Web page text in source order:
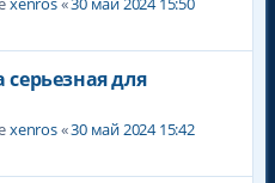
для
xenros«30 май 2024 15:42